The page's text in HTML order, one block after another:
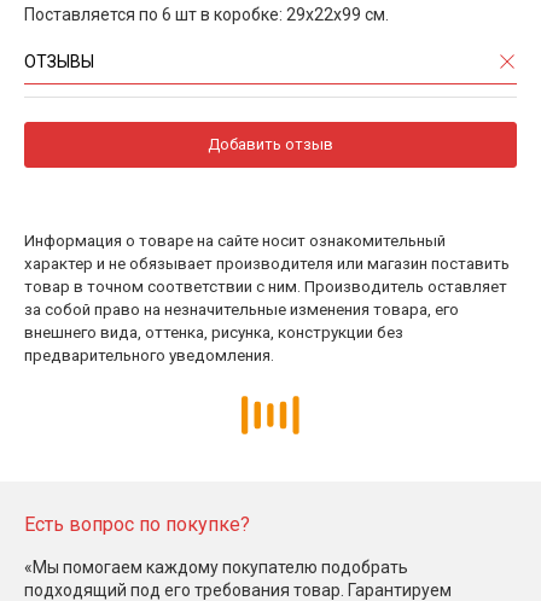
Поставляется по 6 шт в коробке: 29х22х99 см.
ОТЗЫВЫ
Добавить отзыв
Информация о товаре на сайте носит ознакомительный
характер и не обязывает производителя или магазин поставить
товар в точном соответствии с ним. Производитель оставляет
за собой право на незначительные изменения товара, его
внешнего вида, оттенка, рисунка, конструкции без
предварительного уведомления.
Есть вопрос по покупке?
«Мы помогаем каждому покупателю подобрать
подходящий под его требования товар. Гарантируем